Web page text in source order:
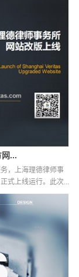
...
，上海理德律师事
式上线运行。此次...